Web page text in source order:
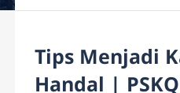
Tips Menjadi
Handal |